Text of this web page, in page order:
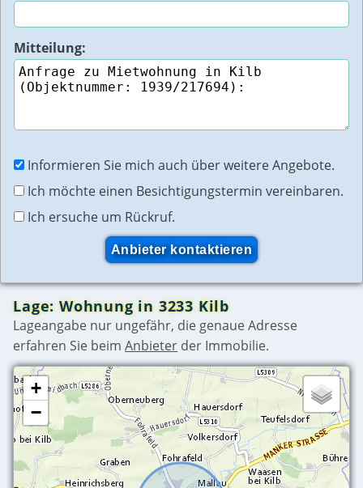
Mitteilung:
Informieren Sie mich auch über weitere Angebote.
Ich möchte einen Besichtigungstermin vereinbaren.
Ich ersuche um Rückruf.
Lage: Wohnung in 3233 Kilb
Lageangabe nur ungefähr, die genaue Adresse
erfahren Sie beimAnbieter der Immobilie.
+
−